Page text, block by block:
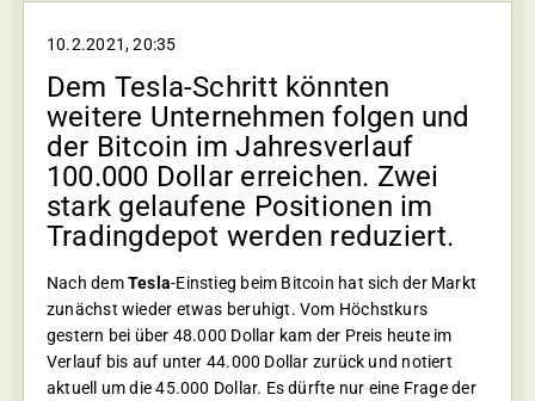
10.2.2021, 20:35
Dem Tesla-Schritt könnten
weitere Unternehmen folgen und
der Bitcoin im Jahresverlauf
100.000 Dollar erreichen. Zwei
stark gelaufene Positionen im
Tradingdepot werden reduziert.
Nach demTesla-Einstieg beim Bitcoin hat sich der Markt
zunächst wieder etwas beruhigt. Vom Höchstkurs
gestern bei über 48.000 Dollar kam der Preis heute im
Verlauf bis auf unter 44.000 Dollar zurück und notiert
aktuell um die 45.000 Dollar. Es dürfte nur eine Frage der